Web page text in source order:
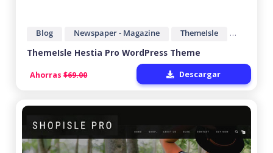
Blog Newspaper - Magazine ThemeIsle
ThemeIsle Hestia Pro WordPress Theme
Ahorras$69.00 Descargar